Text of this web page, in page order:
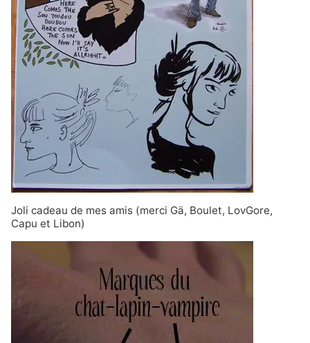
Joli cadeau de mes amis (merci Gä, Boulet, LovGore,
Capu et Libon)